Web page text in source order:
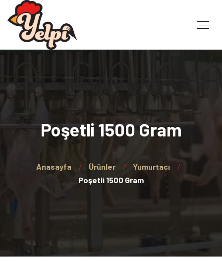
Poşetli 1500 Gram
Anasayfa Ürünler
Yumurtacı
Poşetli 1500 Gram